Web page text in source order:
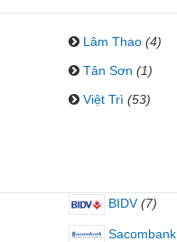
Lâm Thao (4)
Tân Sơn (1)
Việt Trì (53)
BIDV (7)
Sacombank